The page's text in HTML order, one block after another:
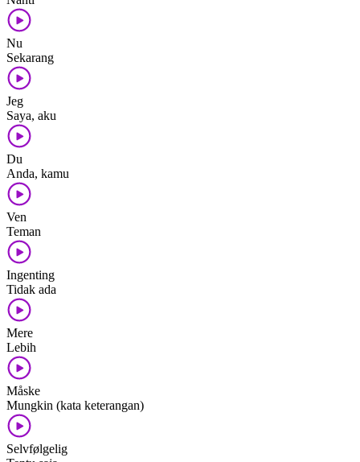
Nu
Sekarang
Jeg
Saya, aku
Du
Anda, kamu
Ven
Teman
Ingenting
Tidak ada
Mere
Lebih
Måske
Mungkin (kata keterangan)
Selvfølgelig